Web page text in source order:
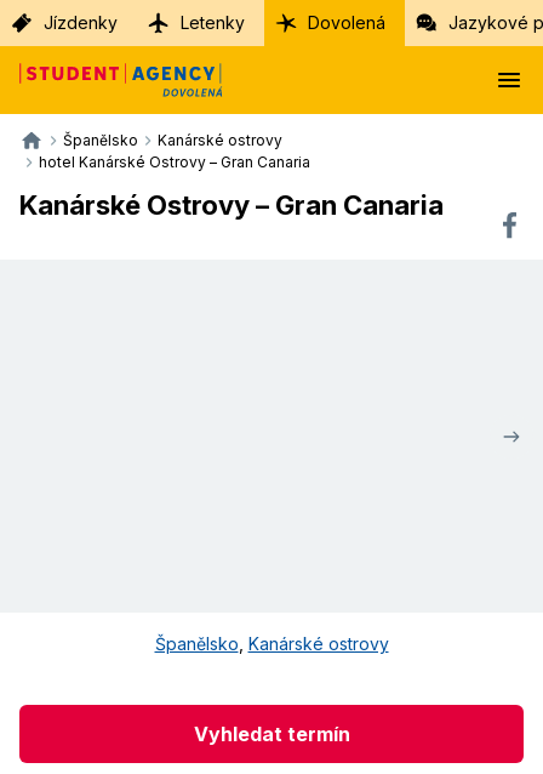
Jízdenky Letenky Dovolená Jazykové
Španělsko
Kanárské ostrovy
hotel Kanárské Ostrovy – Gran Canaria
Kanárské Ostrovy – Gran Canaria
Španělsko Kanárské ostrovy
Vyhledat termín